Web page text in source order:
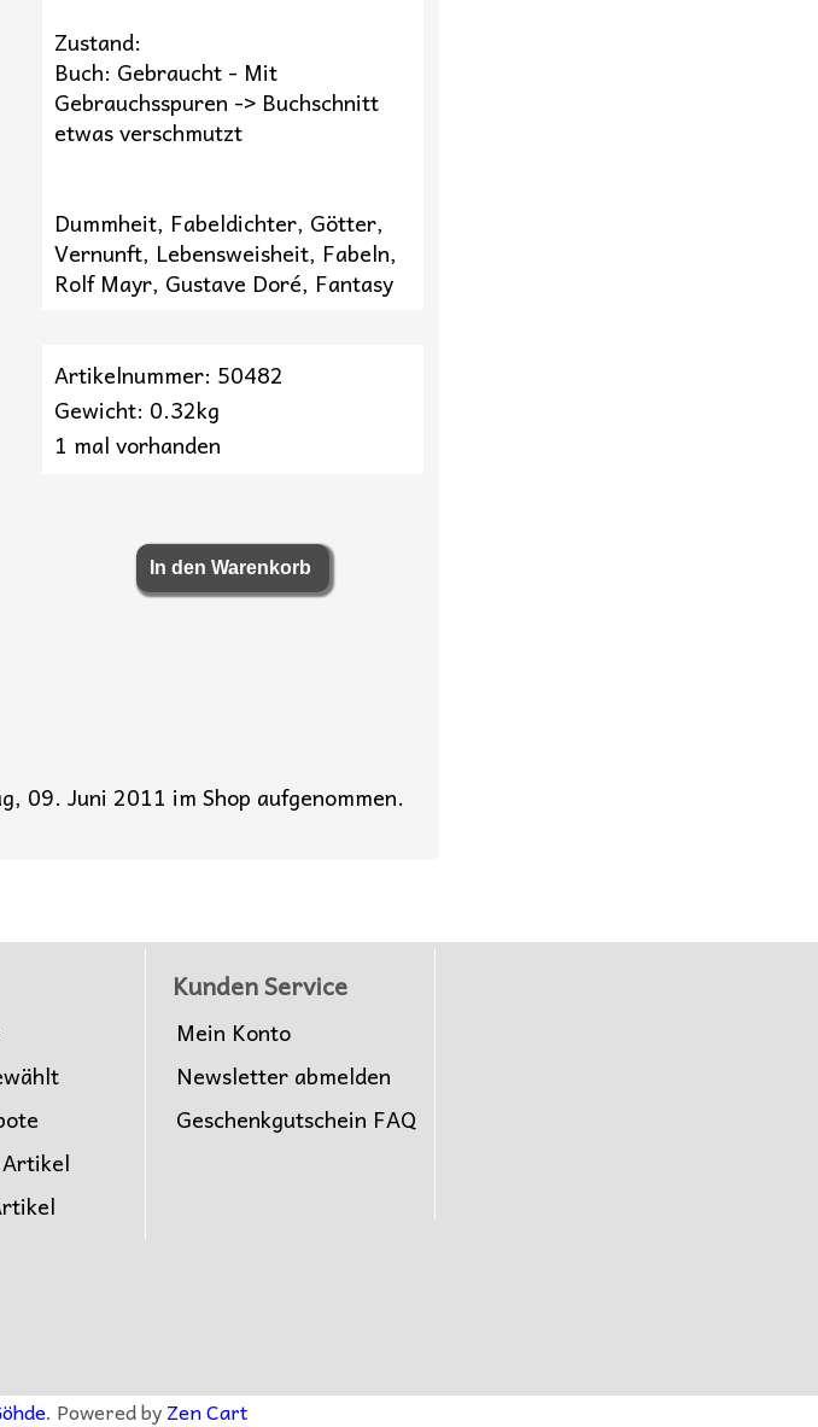
Zustand:
Buch: Gebraucht - Mit
Gebrauchsspuren -> Buchschnitt
etwas verschmutzt
Dummheit, Fabeldichter, Götter,
Vernunft, Lebensweisheit, Fabeln,
Rolf Mayr, Gustave Doré, Fantasy
Artikelnummer: 50482
Gewicht: 0.32kg
1 mal vorhanden
09. Juni 2011 im Shop aufgenommen.
Kunden Service
Mein Konto
Newsletter abmelden
Geschenkgutschein FAQ
. Powered byZen Cart